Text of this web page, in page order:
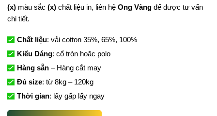
(x)màu sắc (x) chất liệu in, liên hệ Ong Vàngđể được tư vấn
chi tiết.
Chất liệu: vải cotton 35%, 65%, 100%
Kiểu Dáng: cổ tròn hoặc polo
Hàng sẵn– Hàng cắt may
Đủ size: từ 8kg – 120kg
Thời gian: lấy gấp lấy ngay